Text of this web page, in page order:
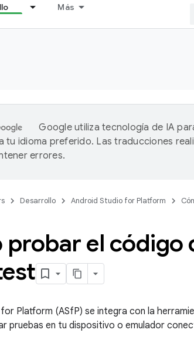
Más
Google utiliza tecnología de IA
tu idioma preferido. Las traducciones
errores.
Desarrollo Android Studio for Platform
probar el código
Platform (ASfP) se integra con la
pruebas en tu dispositivo o emulador